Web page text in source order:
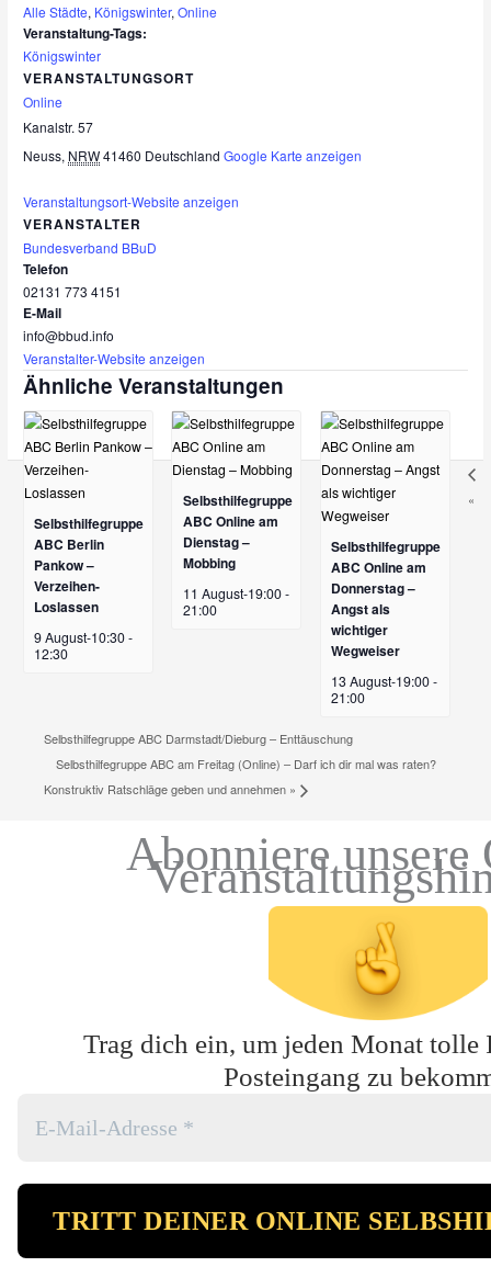
Alle Städte, Königswinter,Online
Veranstaltung-Tags:
Königswinter
VERANSTALTUNGSORT
Online
Kanalstr. 57
Neuss, NRW41460 Deutschland Google Karte anzeigen
Veranstaltungsort-Website anzeigen
VERANSTALTER
Bundesverband BBuD
Telefon
02131 773 4151
E-Mail
info@bbud.info
Veranstalter-Website anzeigen
Ähnliche Veranstaltungen
Selbsthilfegruppe
ABC Berlin
Pankow –
Verzeihen-
Loslassen
9 August-10:30-
12:30
Selbsthilfegruppe
ABC Online am
Dienstag –
Mobbing
11 August-19:00-
21:00
Selbsthilfegruppe
ABC Online am
Donnerstag –
Angst als
wichtiger
Wegweiser
13 August-19:00-
21:00
«
Selbsthilfegruppe ABC Darmstadt/Dieburg – Enttäuschung
Selbsthilfegruppe ABC am Freitag (Online) – Darf ich dir mal was raten?
Konstruktiv Ratschläge geben und annehmen »
Abonniere unsere
Trag dich ein, um jeden Monat tolle
Posteingang zu